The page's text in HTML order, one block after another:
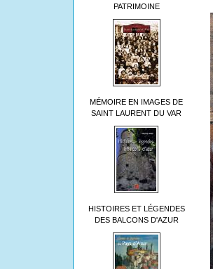
PATRIMOINE
MÉMOIRE EN IMAGES DE
SAINT LAURENT DU VAR
HISTOIRES ET LÉGENDES
DES BALCONS D'AZUR